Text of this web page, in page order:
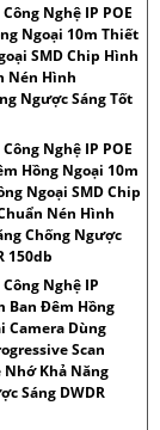
Nghệ IP POE
Ngoại 10m Thiết
SMD Chip Hình
Nén Hình
Ngược Sáng Tốt
Nghệ IP POE
Hồng Ngoại 10m
Ngoại SMD Chip
Nén Hình
Chống Ngược
150db
Nghệ IP
Ban Đêm Hồng
Camera Dùng
Scan
Nhớ Khả Năng
Sáng DWDR